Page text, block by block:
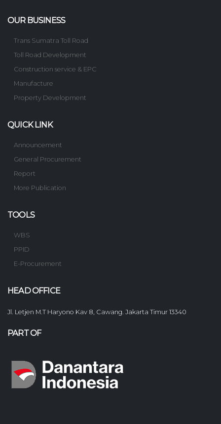
OUR BUSINESS
Trans Sumatra Toll Road
Toll Road Development
Construction service & EPC
Manufacture
Property Development
QUICK LINK
Announcement
General Procurement
Report
More Publication
TOOLS
WBS
PPID
E-Procurement
HEAD OFFICE
Jl. Letjen M.T Haryono Kav 8, Cawang. Jakarta Timur 13340
PART OF